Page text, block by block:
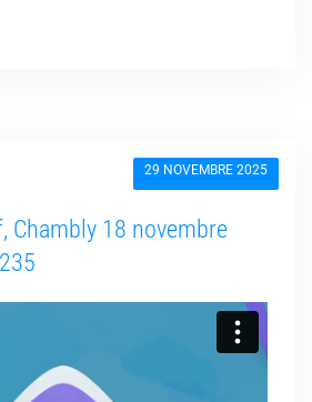
29 NOVEMBRE 2025
Chambly 18 novembre